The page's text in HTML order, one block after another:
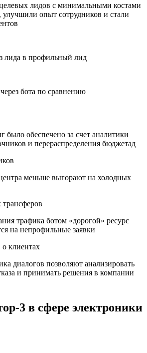
лидов с минимальными костами
улучшили опыт сотрудников и стали
лида в профильный лид
бота по сравнению
было обеспечено за счет аналитики
и перераспределения бюджетад
меньше выгорают на холодных
трафика ботом «дорогой» ресурс
на непрофильные заявки
клиентах
диалогов позволяют анализировать
и принимать решения в компании
3 в сфере электроники